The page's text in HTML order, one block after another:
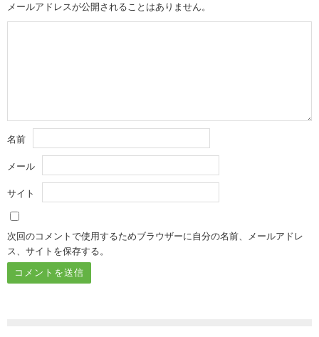
メールアドレスが公開されることはありません。
名前
メール
サイト
次回のコメントで使用するためブラウザーに自分の名前、メールアドレ
ス、サイトを保存する。